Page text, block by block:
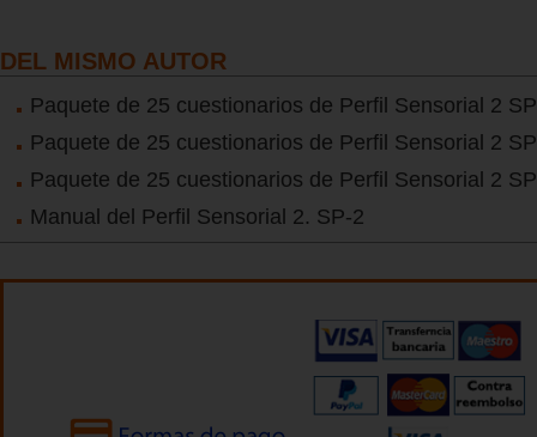
DEL MISMO AUTOR
Paquete de 25 cuestionarios de Perfil Sensorial 2
Paquete de 25 cuestionarios de Perfil Sensorial 2
Paquete de 25 cuestionarios de Perfil Sensorial 2
Manual del Perfil Sensorial 2. SP-2